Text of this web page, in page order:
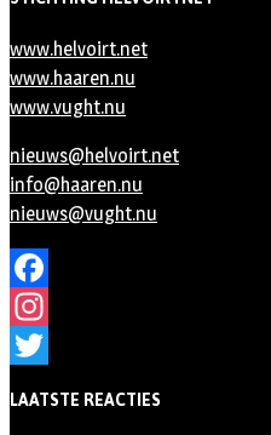
www.helvoirt.net
www.haaren.nu
www.vught.nu
nieuws@helvoirt.net
info@haaren.nu
nieuws@vught.nu
Facebook
Instagram
LAATSTE REACTIES